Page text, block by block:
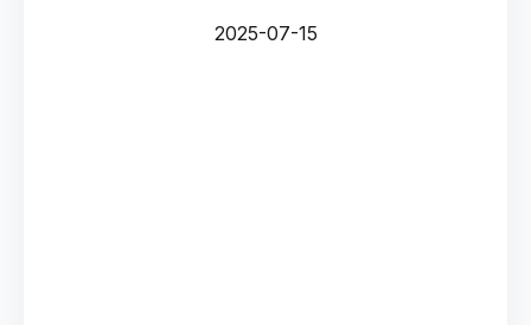
2025-07-15